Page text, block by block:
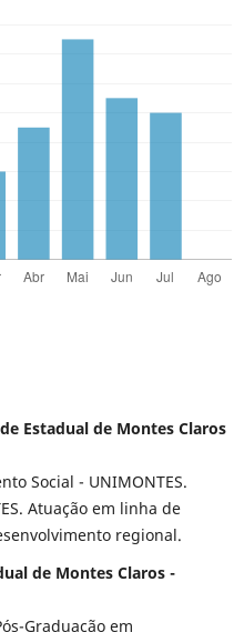
Estadual de Montes Claros
Social - UNIMONTES.
Atuação em linha de
regional.
de Montes Claros -
Graduação em